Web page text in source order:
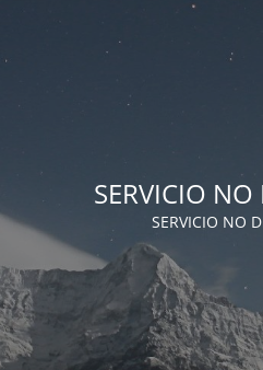
SERVICIO
SERVICIO NO